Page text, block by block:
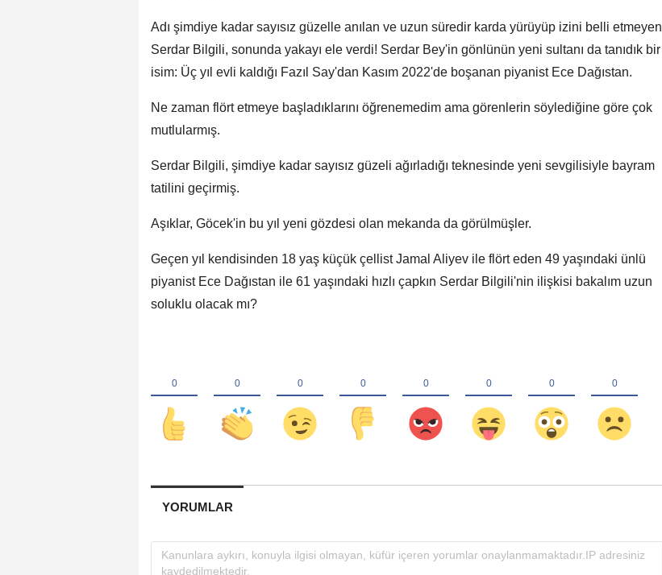
Adı şimdiye kadar sayısız güzelle anılan ve uzun süredir karda yürüyüp izini belli etmeyen
Serdar Bilgili, sonunda yakayı ele verdi! Serdar Bey'in gönlünün yeni sultanı da tanıdık bir
isim: Üç yıl evli kaldığı Fazıl Say'dan Kasım 2022'de boşanan piyanist Ece Dağıstan.
Ne zaman flört etmeye başladıklarını öğrenemedim ama görenlerin söylediğine göre çok
mutlularmış.
Serdar Bilgili, şimdiye kadar sayısız güzeli ağırladığı teknesinde yeni sevgilisiyle bayram
tatilini geçirmiş.
Aşıklar, Göcek'in bu yıl yeni gözdesi olan mekanda da görülmüşler.
Geçen yıl kendisinden 18 yaş küçük çellist Jamal Aliyev ile flört eden 49 yaşındaki ünlü
piyanist Ece Dağıstan ile 61 yaşındaki hızlı çapkın Serdar Bilgili'nin ilişkisi bakalım uzun
soluklu olacak mı?
YORUMLAR